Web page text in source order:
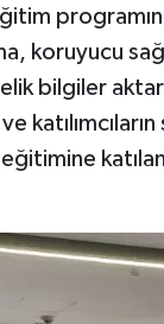
koruyucu
bilgiler
katılan